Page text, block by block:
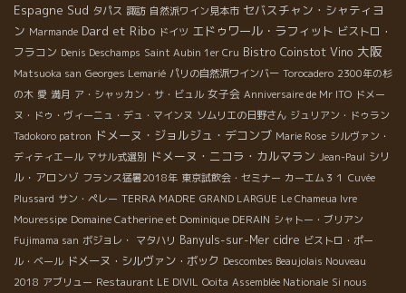
Espagne Sud タパス 諏訪 自然派ワイン見本市 セバスチャン・シャティヨ
ン Marmande Dard et Ribo ドイツ エドゥワール・ラフィット ビストロ・
フラコン Denis Deschamps Saint Aubin 1er Cru Bistro Coinstot Vino 大阪
Matsuoka san Georges Lemarié パリの自然派ワインバー Torocadero 2300年の杉
の木 愛 満月 ア・シャッカン・サ・ビュル 女子会 Anniversaire de Mr ITO ドメー
ヌ・ドゥ・ヴィーニュ・デュ・マインヌ ソムリエの日野さん ジュリアン・ドゥラン
Tadokoro patron ドメーヌ・ジョルジュ・デコンブ Marie Rose シルヴァン・
ディティエール マサル式選別 ドメーヌ・ニコラ・カルマラン Jean-Paul シリ
ル・アロンゾ フランス猛暑2018年 東京試飲会・セミナー カーエム３１ Cuvée
Plussard サン・ペレー TERRA MADRE GRAND LARGUE Le Chameua Ivre
Mouressipe Domaine Catherine et Dominique DERAIN シャトー・ブリアン
Fujimama san ボジョレ・ マタハリ Banyuls-sur-Mer cidre ビストロ・ポー
ル・ベール ドメーヌ・シルヴァン・ボック Descombes Beaujolais Nouveau
2018 アブリュー Restaurant LE DIVIL Ooita Assemblée Nationale Si nous